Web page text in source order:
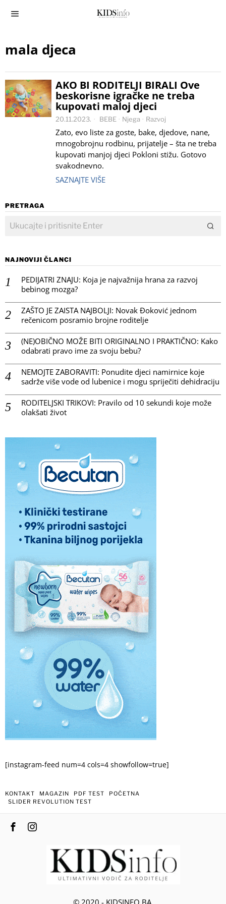
mala djeca
AKO BI RODITELJI BIRALI Ove
beskorisne igračke ne treba
kupovati maloj djeci
20.11.2023. BEBE · Njega · Razvoj
Zato, evo liste za goste, bake, djedove, nane,
mnogobrojnu rodbinu, prijatelje – šta ne treba
kupovati manjoj djeci Pokloni stižu. Gotovo
svakodnevno.
SAZNAJTE VIŠE
PRETRAGA
NAJNOVIJI ČLANCI
PEDIJATRI ZNAJU: Koja je najvažnija hrana za razvoj
bebinog mozga?
ZAŠTO JE ZAISTA NAJBOLJI: Novak Đoković jednom
rečenicom posramio brojne roditelje
(NE)OBIČNO MOŽE BITI ORIGINALNO I PRAKTIČNO: Kako
odabrati pravo ime za svoju bebu?
NEMOJTE ZABORAVITI: Ponudite djeci namirnice koje
sadrže više vode od lubenice i mogu spriječiti dehidraciju
RODITELJSKI TRIKOVI: Pravilo od 10 sekundi koje može
olakšati život
[instagram-feed num=4 cols=4 showfollow=true]
KONTAKT MAGAZIN PDF TEST
POČETNA
SLIDER REVOLUTION TEST
© 2020 - KIDSINFO.BA.